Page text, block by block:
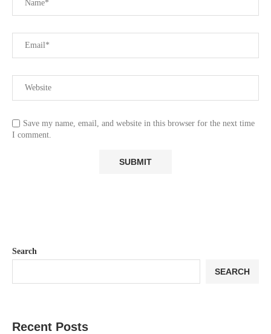
Save my name, email, and website in this browser for the next time
I comment.
Search
SEARCH
Recent Posts